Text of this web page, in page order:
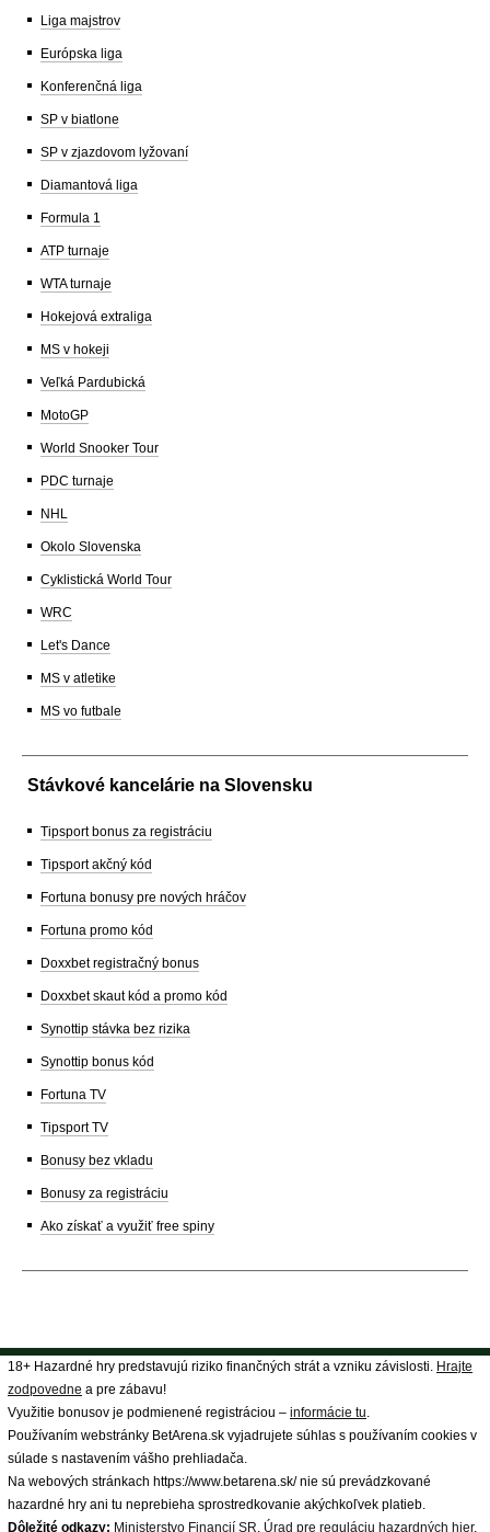
Liga majstrov
Európska liga
Konferenčná liga
SP v biatlone
SP v zjazdovom lyžovaní
Diamantová liga
Formula 1
ATP turnaje
WTA turnaje
Hokejová extraliga
MS v hokeji
Veľká Pardubická
MotoGP
World Snooker Tour
PDC turnaje
NHL
Okolo Slovenska
Cyklistická World Tour
WRC
Let's Dance
MS v atletike
MS vo futbale
Stávkové kancelárie na Slovensku
Tipsport bonus za registráciu
Tipsport akčný kód
Fortuna bonusy pre nových hráčov
Fortuna promo kód
Doxxbet registračný bonus
Doxxbet skaut kód a promo kód
Synottip stávka bez rizika
Synottip bonus kód
Fortuna TV
Tipsport TV
Bonusy bez vkladu
Bonusy za registráciu
Ako získať a využiť free spiny
18+ Hazardné hry predstavujú riziko finančných strát a vzniku závislosti. Hrajte
zodpovedne a pre zábavu!
Využitie bonusov je podmienené registráciou – informácie tu.
Používaním webstránky BetArena.sk vyjadrujete súhlas s používaním cookies v
súlade s nastavením vášho prehliadača.
Na webových stránkach https://www.betarena.sk/ nie sú prevádzkované
hazardné hry ani tu neprebieha sprostredkovanie akýchkoľvek platieb.
Dôležité odkazy: Ministerstvo Financií SR, Úrad pre reguláciu hazardných hier,